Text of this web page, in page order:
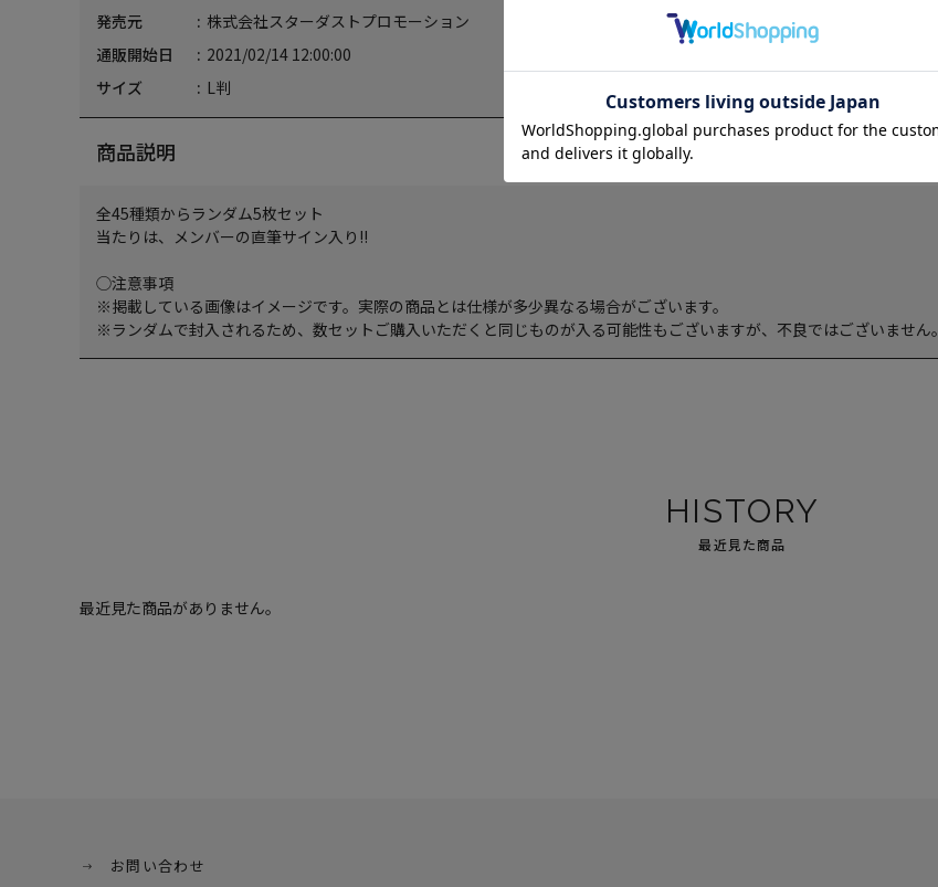
発売元
株式会社スターダストプロモーション
通販開始日
2021/02/14 12:00:00
サイズ
L判
商品説明
全45種類からランダム5枚セット
当たりは、メンバーの直筆サイン入り!!
◯注意事項
※掲載している画像はイメージです。実際の商品とは仕様が多少異なる場合がございます。
※ランダムで封入されるため、数セットご購入いただくと同じものが入る可能性もございますが、不良ではございません。
HISTORY
最近見た商品
最近見た商品がありません。
お問い合わせ